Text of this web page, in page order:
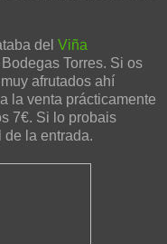
del Viña
Torres. Si os
afrutados ahí
la venta prácticamente
7€. Si lo probais
de la entrada.